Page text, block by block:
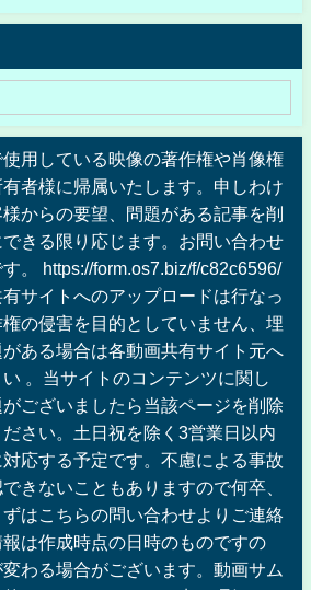
用している映像の著作権や肖像権
者様に帰属いたします。申しわけ
からの要望、問題がある記事を削
きる限り応じます。お問い合わせ
。 https://form.os7.biz/f/c82c6596/
サイトへのアップロードは行なっ
の侵害を目的としていません、埋
ある場合は各動画共有サイト元へ
。当サイトのコンテンツに関し
ございましたら当該ページを削除
さい。土日祝を除く3営業日以内
応する予定です。不慮による事故
きないこともありますので何卒、
はこちらの問い合わせよりご連絡
は作成時点の日時のものですの
わる場合がございます。動画サム